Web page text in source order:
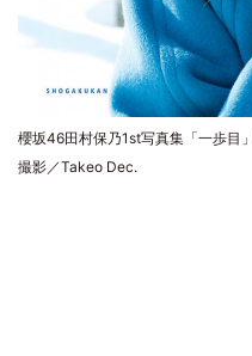
櫻坂46田村保乃1st写真集「一歩目
撮影／Takeo Dec.